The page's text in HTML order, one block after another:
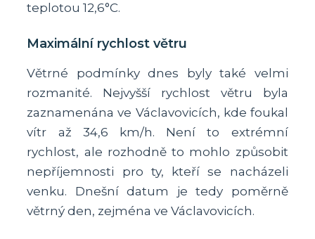
teplotou 12,6°C.
Maximální rychlost větru
Větrné podmínky dnes byly také velmi
rozmanité. Nejvyšší rychlost větru byla
zaznamenána ve Václavovicích, kde foukal
vítr až 34,6 km/h. Není to extrémní
rychlost, ale rozhodně to mohlo způsobit
nepříjemnosti pro ty, kteří se nacházeli
venku. Dnešní datum je tedy poměrně
větrný den, zejména ve Václavovicích.